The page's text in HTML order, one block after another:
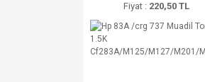
Fiyat : 220,50 TL